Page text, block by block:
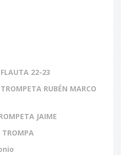
22-23
RUBÉN MARCO
JAIME
TROMPA